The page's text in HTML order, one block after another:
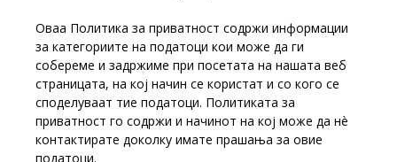
Оваа Политика за приватност содржи информации
за категориите на податоци кои може да ги
собереме и задржиме при посетата на нашата веб
страницата, на кој начин се користат и со кого се
споделуваат тие податоци. Политиката за
приватност го содржи и начинот на кој може да нè
контактирате доколку имате прашања за овие
податоци.